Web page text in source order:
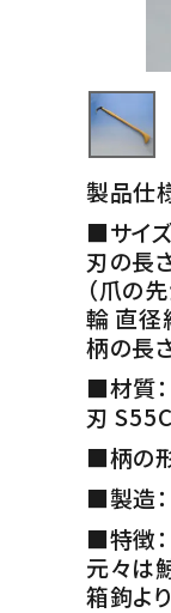
製品仕
■サイズ
刃の長
（爪の
輪 直
柄の長
■材質：
刃
■柄の
■製造
■特徴：
元々は
箱鉤よ